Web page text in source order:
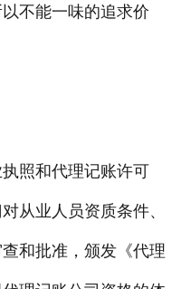
不能一味的追求价
照和代理记账许可
从业人员资质条件、
和批准，颁发《代理